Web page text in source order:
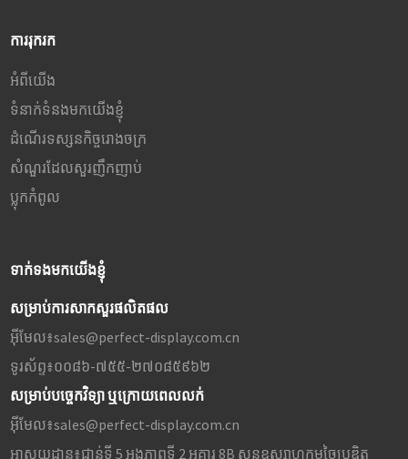
ការរុករក
អំពីយើង
ទំនាក់ទំនងមកយើងខ្ញុំ
ដំណើរទស្សនកិច្ចរោងចក្រ
សំណួរដែលសួរញឹកញាប់
ប្លុក​កំពូល
ទាក់ទងមកយើងខ្ញុំ
សម្រាប់ការសាកសួរផលិតផល
អ៊ីមែល៖sales@perfect-display.com.cn
ទូរស័ព្ទ៖០០៨៦-៧៥៥-២៧០៨៥៩៦២
សម្រាប់បច្ចេកវិទ្យា ឬក្រោយពេលលក់
អ៊ីមែល៖sales@perfect-display.com.cn
អាសយដ្ឋាន៖ជាន់ទី 5 អង្គភាពទី 2 អគារ 8B សួនឧស្សាហកម្មច្នៃប្រឌិត